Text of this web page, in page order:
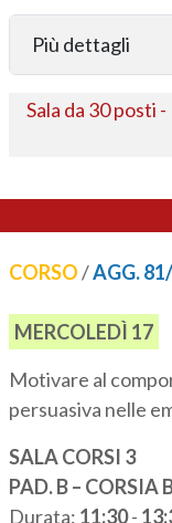
Più dettagli
Sala da 30 posti
CORSO/AGG.
MERCOLEDÌ 17
Motivare al
persuasiva nelle
SALA CORSI 3
PAD. B – CORSIA
Durata: 11:30-